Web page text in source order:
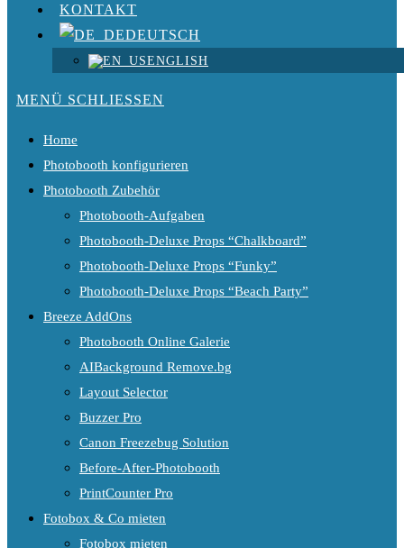
KONTAKT
DEUTSCH
ENGLISH
MENÜ SCHLIESSEN
Home
Photobooth konfigurieren
Photobooth Zubehör
Photobooth-Aufgaben
Photobooth-Deluxe Props “Chalkboard”
Photobooth-Deluxe Props “Funky”
Photobooth-Deluxe Props “Beach Party”
Breeze AddOns
Photobooth Online Galerie
AIBackground Remove.bg
Layout Selector
Buzzer Pro
Canon Freezebug Solution
Before-After-Photobooth
PrintCounter Pro
Fotobox & Co mieten
Fotobox mieten